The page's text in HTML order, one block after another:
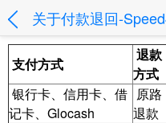
关于付款退回-
支付方式
退款
方式
银行卡、信用卡、借
记卡、Glocash
原路
退款